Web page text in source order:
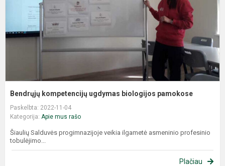
Bendrųjų kompetencijų ugdymas biologijos pamokose
Paskelbta: 2022-11-04
Kategorija: Apie mus rašo
Šiaulių Salduvės progimnazijoje veikia ilgametė asmeninio profesinio
tobulėjimo...
Plačiau